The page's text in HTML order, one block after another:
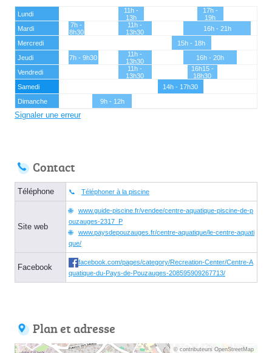
Lundi
11h -
13h
17h -
19h
Mardi
7h -
8h30
11h -
13h30
16h - 21h
Mercredi
15h - 18h
Jeudi
7h - 9h30
11h -
13h30
16h - 20h
Vendredi
11h -
13h30
16h15 -
18h30
Samedi
14h - 17h30
Dimanche
9h - 12h
Signaler une erreur
Contact
Téléphone Téléphoner à la piscine
Site web
www.guide-piscine.fr/vendee/centre-aquatique-piscine-de-p
ouzauges-2317_P
www.paysdepouzauges.fr/centre-aquatique/le-centre-aquati
que/
Facebook
facebook.com/pages/category/Recreation-Center/Centre-A
quatique-du-Pays-de-Pouzauges-208595909267713/
Plan et adresse
© contributeurs OpenStreetMap